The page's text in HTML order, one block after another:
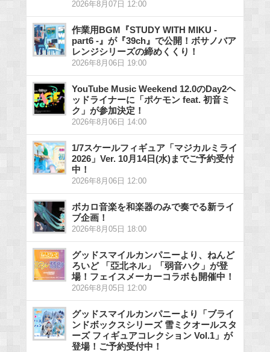
2026年8月07日 12:00
作業用BGM『STUDY WITH MIKU -
part6 -』が『39ch』で公開！ボサノバア
レンジシリーズの締めくくり！
2026年8月06日 19:00
YouTube Music Weekend 12.0のDay2ヘ
ッドライナーに「ポケモン feat. 初音ミ
ク」が参加決定！
2026年8月06日 14:00
1/7スケールフィギュア「マジカルミライ
2026」Ver. 10月14日(水)までご予約受付
中！
2026年8月06日 12:00
ボカロ音楽を和楽器のみで奏でる新ライ
ブ企画！
2026年8月05日 18:00
グッドスマイルカンパニーより、ねんど
ろいど 「亞北ネル」「弱音ハク」が登
場！フェイスメーカーコラボも開催中！
2026年8月05日 12:00
グッドスマイルカンパニーより「ブライ
ンドボックスシリーズ 雪ミクオールスタ
ーズ フィギュアコレクション Vol.1」が
登場！ご予約受付中！